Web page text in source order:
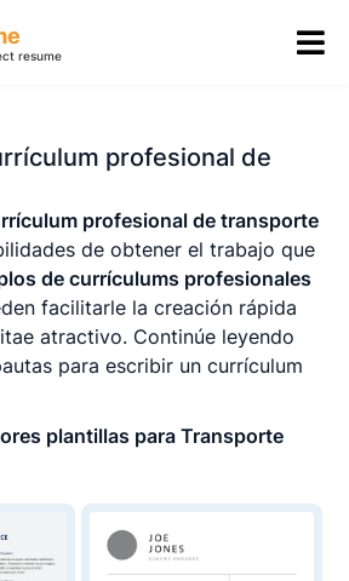
resume
profesional de
profesional de transporte
de obtener el trabajo que
de currículums profesionales
facilitarle la creación rápida
atractivo. Continúe leyendo
para escribir un currículum
plantillas para Transporte